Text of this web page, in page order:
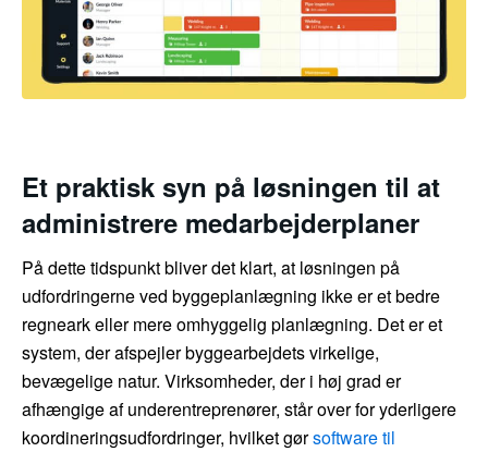
Et praktisk syn på løsningen til at
administrere medarbejderplaner
På dette tidspunkt bliver det klart, at løsningen på
udfordringerne ved byggeplanlægning ikke er et bedre
regneark eller mere omhyggelig planlægning. Det er et
system, der afspejler byggearbejdets virkelige,
bevægelige natur. Virksomheder, der i høj grad er
afhængige af underentreprenører, står over for yderligere
koordineringsudfordringer, hvilket gørsoftware til